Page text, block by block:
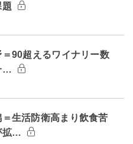
90超えるワイナリー数
…
生活防衛高まり飲食苦
拡…